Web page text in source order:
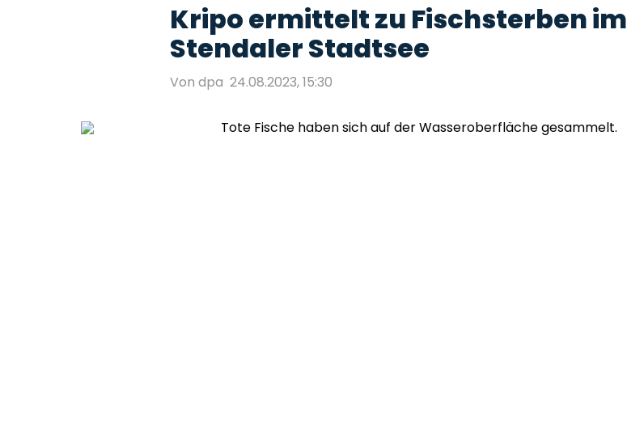
Kripo ermittelt zu Fischsterben im
Stendaler Stadtsee
Von dpa 24.08.2023, 15:30